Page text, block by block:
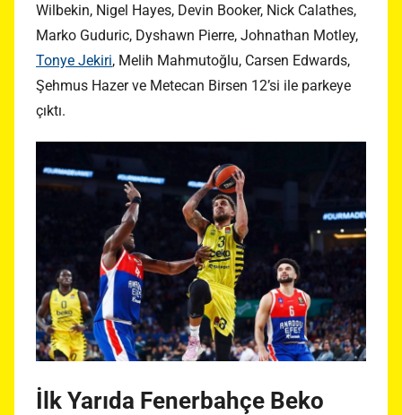
Wilbekin, Nigel Hayes, Devin Booker, Nick Calathes,
Marko Guduric, Dyshawn Pierre, Johnathan Motley,
Tonye Jekiri, Melih Mahmutoğlu, Carsen Edwards,
Şehmus Hazer ve Metecan Birsen 12’si ile parkeye
çıktı.
İlk Yarıda Fenerbahçe Beko